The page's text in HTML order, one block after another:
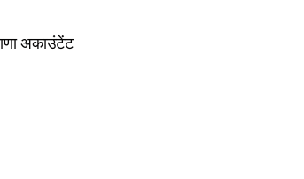
अकाउंटेंट